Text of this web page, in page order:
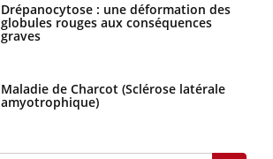
Drépanocytose : une déformation des
globules rouges aux conséquences
graves
Maladie de Charcot (Sclérose latérale
amyotrophique)